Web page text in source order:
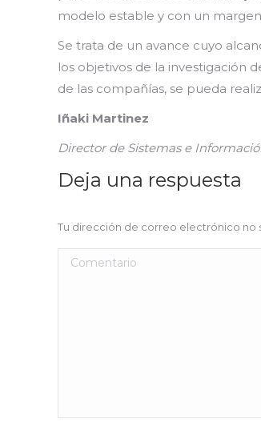
modelo estable y con un
Se trata de un avance cuyo
los objetivos de la investigación
de las compañías, se pueda
Iñaki Martinez
Director de Sistemas e
Deja una respuesta
Tu dirección de correo electrónico no
Comentario